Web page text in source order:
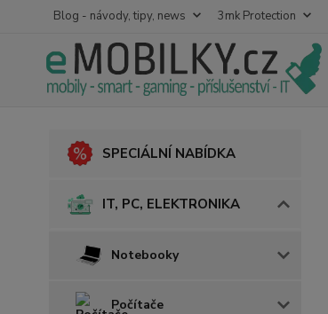
Blog - návody, tipy, news 3mk Protection
SPECIÁLNÍ NABÍDKA
IT, PC, ELEKTRONIKA
Notebooky
Počítače